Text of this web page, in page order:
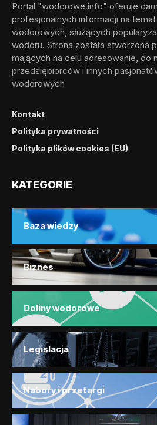
Portal "wodorowe.info" oferuje
profesjonalnych informacji na
wodorowych, służących
wodoru. Strona została stworzona
mających na celu adresowanie, do
przedsiębiorców i innych
wodorowych
Kontakt
Polityka prywatności
Polityka plików cookies (EU)
KATEGORIE
Baza wiedzy
Biznes
Doliny wodorowe
Legislacja
Nabory i przetargi